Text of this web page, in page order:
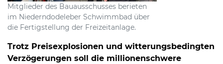
Mitglieder des Bauausschusses berieten
im Niederndodeleber Schwimmbad über
die Fertigstellung der Freizeitanlage.
Trotz Preisexplosionen und witterungsbedingten
Verzögerungen soll die millionenschwere